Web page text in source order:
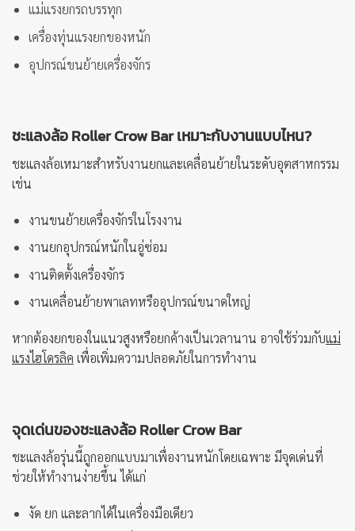
แม่แรงยกรถบรรทุก
เครื่องทุ่นแรงยกของหนัก
อุปกรณ์ขนย้ายเครื่องจักร
ชะแลงล้อ Roller Crow Bar เหมาะกับงานแบบไหน?
ชะแลงล้อเหมาะสำหรับงานยกและเคลื่อนย้ายในระดับอุตสาหกรรม
เช่น
งานขนย้ายเครื่องจักรในโรงงาน
งานยกอุปกรณ์หนักในอู่ซ่อม
งานติดตั้งเครื่องจักร
งานเคลื่อนย้ายพาเลทหรืออุปกรณ์ขนาดใหญ่
หากต้องยกของในแนวสูงหรือยกค้างเป็นเวลานาน อาจใช้ร่วมกับแม่
แรงไฮโดรลิค เพื่อเพิ่มความปลอดภัยในการทำงาน
จุดเด่นของชะแลงล้อ Roller Crow Bar
ชะแลงล้อรุ่นนี้ถูกออกแบบมาเพื่องานหนักโดยเฉพาะ มีจุดเด่นที่
ช่วยให้ทำงานง่ายขึ้น ได้แก่
งัด ยก และลากได้ในเครื่องมือเดียว